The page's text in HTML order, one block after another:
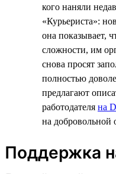
кого наняли
«Курьериста»:
она показывает,
сложности, им
снова просят
полностью
предлагают
работодателя на
на добровольной
Поддержка